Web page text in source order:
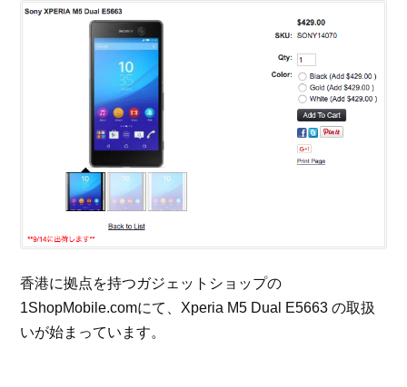
香港に拠点を持つガジェットショップの
1ShopMobile.comにて、Xperia M5 Dual E5663 の取扱
いが始まっています。